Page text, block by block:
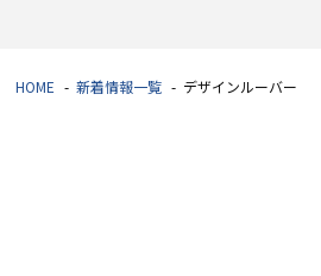
HOME 新着情報一覧 デザインルーバー